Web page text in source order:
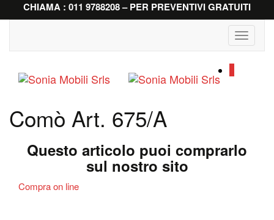
CHIAMA : 011 9788208 – PER PREVENTIVI GRATUITI
Toggle
Comò Art. 675/A
Questo articolo puoi comprarlo
sul nostro sito
Compra on line